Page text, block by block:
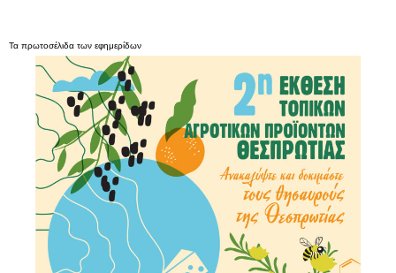
Τα πρωτοσέλιδα των εφημερίδων